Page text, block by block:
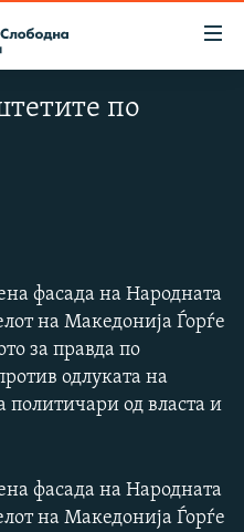
по
фасада на Народната
на Македонија Ѓорѓе
за правда по
одлуката на
политичари од власта и
фасада на Народната
на Македонија Ѓорѓе